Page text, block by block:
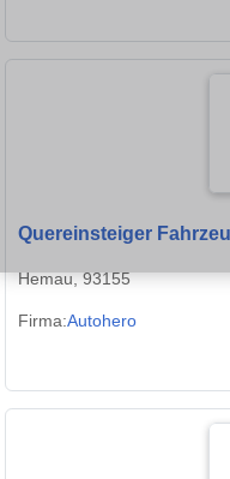
Quereinsteiger
Hemau, 93155
Firma:Autohero